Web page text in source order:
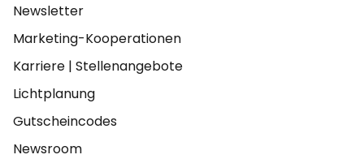
Newsletter
Marketing-Kooperationen
Karriere | Stellenangebote
Lichtplanung
Gutscheincodes
Newsroom